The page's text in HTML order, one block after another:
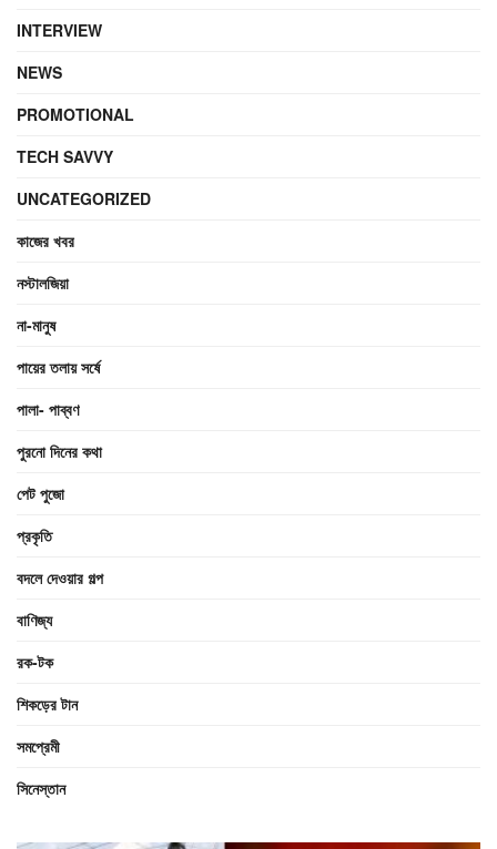
INTERVIEW
NEWS
PROMOTIONAL
TECH SAVVY
UNCATEGORIZED
কাজের খবর
নস্টালজিয়া
না-মানুষ
পায়ের তলায় সর্ষে
পালা- পাব্বণ
পুরনো দিনের কথা
পেট পুজো
প্রকৃতি
বদলে দেওয়ার গল্প
বাণিজ্য
রক-টক
শিকড়ের টান
সমপ্রেমী
সিনেস্তান